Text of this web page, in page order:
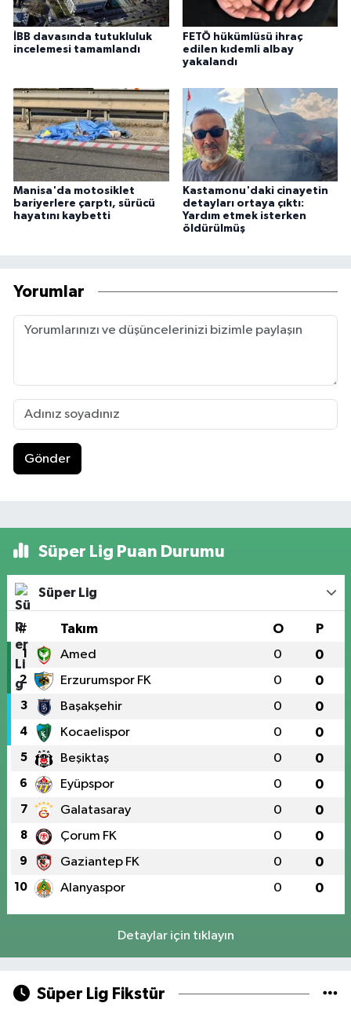
İBB davasında tutukluluk
incelemesi tamamlandı
FETÖ hükümlüsü ihraç
edilen kıdemli albay
yakalandı
Manisa'da motosiklet
bariyerlere çarptı, sürücü
hayatını kaybetti
Kastamonu'daki cinayetin
detayları ortaya çıktı:
Yardım etmek isterken
öldürülmüş
Yorumlar
Gönder
Süper Lig Puan Durumu
Süper Lig
# Takım O P
1 Amed 0 0
2 Erzurumspor FK 0 0
3 Başakşehir 0 0
4 Kocaelispor 0 0
5 Beşiktaş 0 0
6 Eyüpspor 0 0
7 Galatasaray 0 0
8 Çorum FK 0 0
9 Gaziantep FK 0 0
10 Alanyaspor 0 0
Detaylar için tıklayın
Süper Lig Fikstür